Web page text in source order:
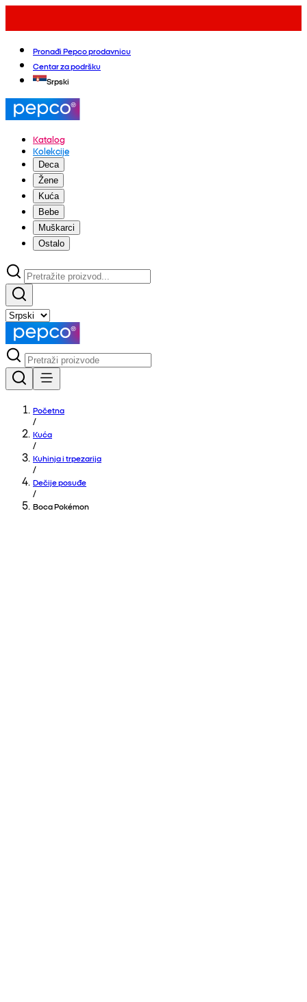
Pronađi Pepco prodavnicu
Centar za podršku
Srpski
Katalog
Kolekcije
Deca
Žene
Kuća
Bebe
Muškarci
Ostalo
Početna
/
Kuća
/
Kuhinja i trpezarija
/
Dečije posuđe
/
Boca Pokémon